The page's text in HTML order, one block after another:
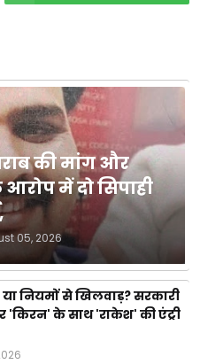
की मांग और
में दो सिपाही
05, 2026
नियमों से खिलवाड़? सरकारी
'किरन' के साथ 'राकेश' की एंट्री